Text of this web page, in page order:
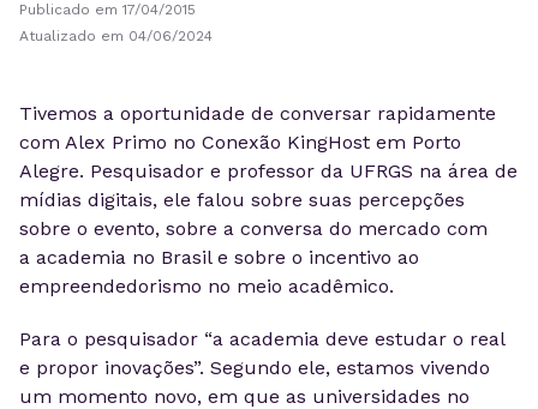
Publicado em 17/04/2015
Atualizado em 04/06/2024
Tivemos a oportunidade de conversar rapidamente
com Alex Primo no Conexão KingHost em Porto
Alegre. Pesquisador e professor da UFRGS na área de
mídias digitais, ele falou sobre suas percepções
sobre o evento, sobre a conversa do mercado com
a academia no Brasil e sobre o incentivo ao
empreendedorismo no meio acadêmico.
Para o pesquisador “a academia deve estudar o real
e propor inovações”. Segundo ele, estamos vivendo
um momento novo, em que as universidades no